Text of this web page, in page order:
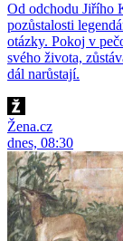
Od odchodu Jiřího
pozůstalosti
otázky. Pokoj v
svého života,
dál narůstají.
Žena.cz
dnes, 08:30